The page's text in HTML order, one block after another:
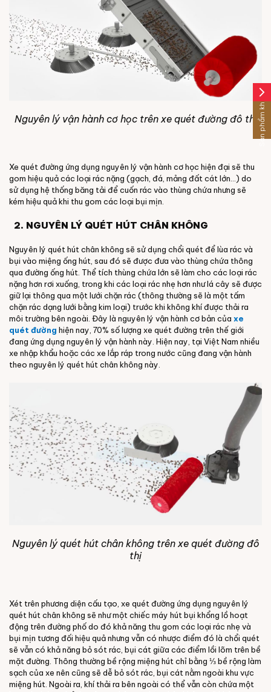
Nguyên lý vận hành cơ học trên xe quét đường đô thị
Xe quét đường ứng dụng nguyên lý vận hành cơ học hiện đại sẽ thu
gom hiệu quả các loại rác nặng (gạch, đá, mảng đất cát lớn...) do
sử dụng hệ thống băng tải để cuốn rác vào thùng chứa nhưng sẽ
kém hiệu quả khi thu gom các loại bụi mịn.
2. NGUYÊN LÝ QUÉT HÚT CHÂN KHÔNG
Nguyên lý quét hút chân không sẽ sử dụng chổi quét để lùa rác và
bụi vào miệng ống hút, sau đó sẽ được đưa vào thùng chứa thông
qua đường ống hút. Thể tích thùng chứa lớn sẽ làm cho các loại rác
nặng hơn rơi xuống, trong khi các loại rác nhẹ hơn như lá cây sẽ được
giữ lại thông qua một lưới chặn rác (thông thường sẽ là một tấm
chặn rác dạng lưới bằng kim loại) trước khi không khí được thải ra
môi trường bên ngoài. Đây là nguyên lý vận hành cơ bản của xe
quét đường hiện nay, 70% số lượng xe quét đường trên thế giới
đang ứng dụng nguyên lý vận hành này. Hiện nay, tại Việt Nam nhiều
xe nhập khẩu hoặc các xe lắp ráp trong nước cũng đang vận hành
theo nguyên lý quét hút chân không này.
Nguyên lý quét hút chân không trên xe quét đường đô
thị
Xét trên phương diện cấu tạo, xe quét đường ứng dụng nguyên lý
quét hút chân không sẽ như một chiếc máy hút bụi khổng lồ hoạt
động trên đường phố do đó khả năng thu gom các loại rác nhẹ và
bụi mịn tương đối hiệu quả nhưng vẫn có nhược điểm đó là chổi quét
sẽ vẫn có khả năng bỏ sót rác, bụi cát giữa các điểm lồi lõm trên bề
mặt đường. Thông thường bề rộng miệng hút chỉ bằng ⅓ bề rộng làm
sạch của xe nên cũng sẽ dễ bỏ sót rác, bụi cát nằm ngoài khu vực
miệng hút. Ngoài ra, khí thải ra bên ngoài có thể vẫn còn chứa một
arrow_forward_ios
Sản phẩm khác